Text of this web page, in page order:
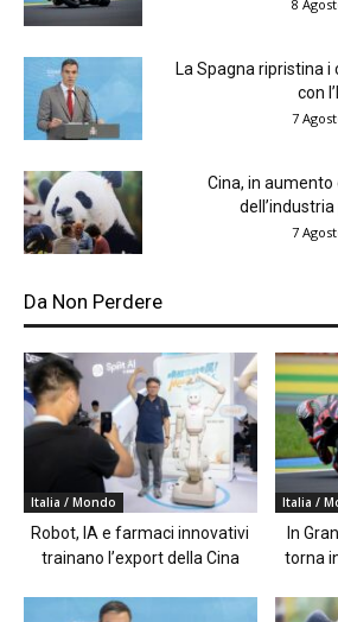
8
La Spagna ripristina
con
7
Cina, in aumento
7
Da Non Perdere
Italia / Mondo
Robot, IA e farmaci innovativi
trainano l’export della Cina
Italia /
In
torna